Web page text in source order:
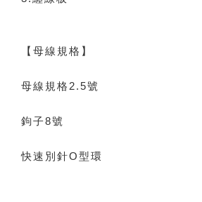
【母線規格】
母線規格2.5號
鉤子8號
快速別針O型環